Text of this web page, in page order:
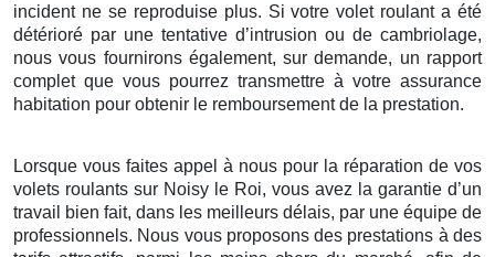
incident ne se reproduise plus. Si votre volet roulant a été
détérioré par une tentative d’intrusion ou de cambriolage,
nous vous fournirons également, sur demande, un rapport
complet que vous pourrez transmettre à votre assurance
habitation pour obtenir le remboursement de la prestation.
Lorsque vous faites appel à nous pour la réparation de vos
volets roulants sur Noisy le Roi, vous avez la garantie d’un
travail bien fait, dans les meilleurs délais, par une équipe de
professionnels. Nous vous proposons des prestations à des